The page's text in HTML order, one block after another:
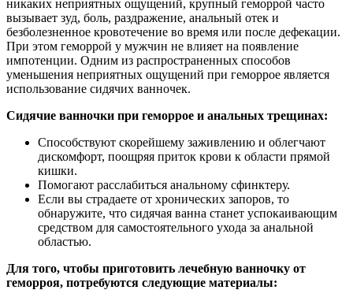
никаких неприятных ощущений, крупный геморрой часто
вызывает зуд, боль, раздражение, анальный отек и
безболезненное кровотечение во время или после дефекации.
При этом геморрой у мужчин не влияет на появление
импотенции. Одним из распространенных способов
уменьшения неприятных ощущений при геморрое является
использование сидячих ванночек.
Сидячие ванночки при геморрое и анальных трещинах:
Способствуют скорейшему заживлению и облегчают
дискомфорт, поощряя приток крови к области прямой
кишки.
Помогают расслабиться анальному сфинктеру.
Если вы страдаете от хронических запоров, то
обнаружите, что сидячая ванна станет успокаивающим
средством для самостоятельного ухода за анальной
областью.
Для того, чтобы приготовить лечебную ванночку от
геморроя, потребуются следующие материалы: